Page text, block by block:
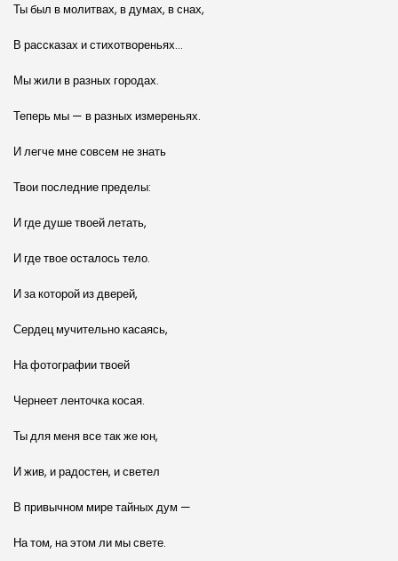
Ты был в молитвах, в думах, в снах,
В рассказах и стихотвореньях…
Мы жили в разных городах.
Теперь мы — в разных измереньях.
И легче мне совсем не знать
Твои последние пределы:
И где душе твоей летать,
И где твое осталось тело.
И за которой из дверей,
Сердец мучительно касаясь,
На фотографии твоей
Чернеет ленточка косая.
Ты для меня все так же юн,
И жив, и радостен, и светел
В привычном мире тайных дум —
На том, на этом ли мы свете.